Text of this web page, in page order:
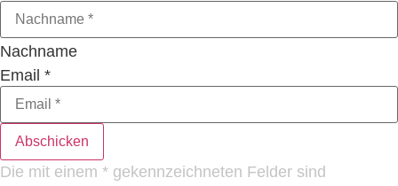
Nachname
Email *
Abschicken
Die mit einem * gekennzeichneten Felder sind